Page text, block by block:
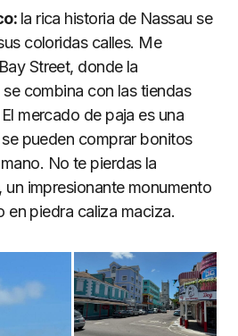
la rica historia de Nassau se
coloridas calles. Me
Street, donde la
combina con las tiendas
mercado de paja es una
pueden comprar bonitos
No te pierdas la
un impresionante monumento
en piedra caliza maciza.